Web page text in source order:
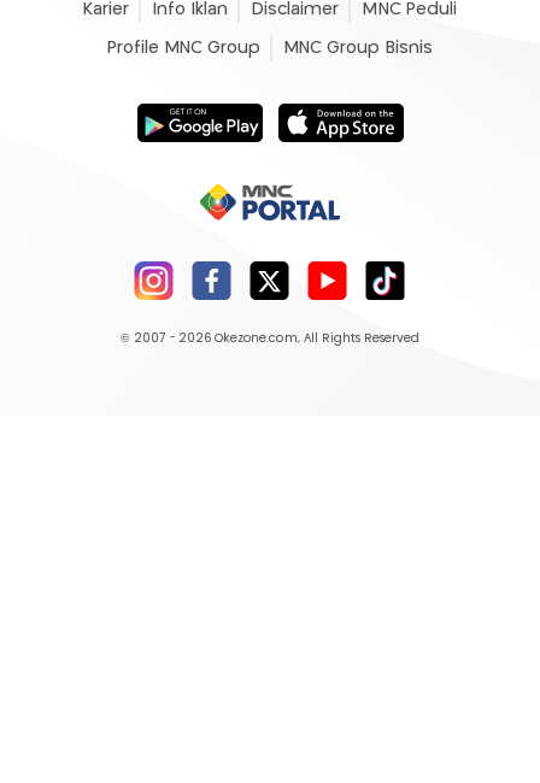
Karier Info Iklan Disclaimer MNC Peduli
Profile MNC Group MNC Group Bisnis
© 2007 - 2026 Okezone.com, All Rights Reserved